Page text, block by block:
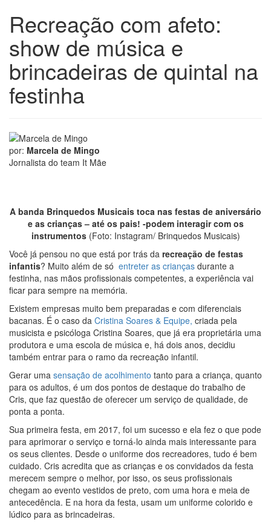
Recreação com afeto:
show de música e
brincadeiras de quintal na
festinha
por: Marcela de Mingo
Jornalista do team It Mãe
A banda Brinquedos Musicais toca nas festas de aniversário
e as crianças – até os pais! -podem interagir com os
instrumentos (Foto: Instagram/ Brinquedos Musicais)
Você já pensou no que está por trás da recreação de festas
infantis? Muito além de só entreter as crianças durante a
festinha, nas mãos profissionais competentes, a experiência vai
ficar para sempre na memória.
Existem empresas muito bem preparadas e com diferenciais
bacanas. É o caso da Cristina Soares & Equipe, criada pela
musicista e psicóloga Cristina Soares, que já era proprietária uma
produtora e uma escola de música e, há dois anos, decidiu
também entrar para o ramo da recreação infantil.
Gerar uma sensação de acolhimento tanto para a criança, quanto
para os adultos, é um dos pontos de destaque do trabalho de
Cris, que faz questão de oferecer um serviço de qualidade, de
ponta a ponta.
Sua primeira festa, em 2017, foi um sucesso e ela fez o que pode
para aprimorar o serviço e torná-lo ainda mais interessante para
os seus clientes. Desde o uniforme dos recreadores, tudo é bem
cuidado. Cris acredita que as crianças e os convidados da festa
merecem sempre o melhor, por isso, os seus profissionais
chegam ao evento vestidos de preto, com uma hora e meia de
antecedência. E na hora da festa, usam um uniforme colorido e
lúdico para as brincadeiras.